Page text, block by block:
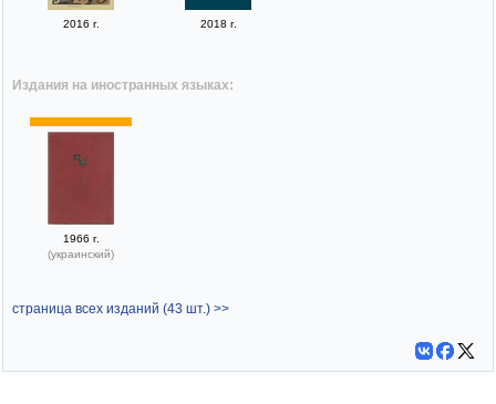
2016 г. 2018 г.
Издания на иностранных языках:
1966 г.
(украинский)
страница всех изданий (43 шт.) >>